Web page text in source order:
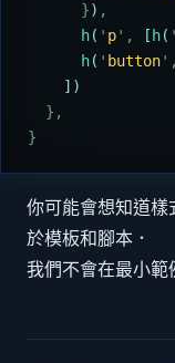
      }
) ,
      h
( ' p' , [ h( '
      h
( ' button' ,
    ])
  },
}
你可能會想知道樣
於模板和腳本．
我們不會在最小範